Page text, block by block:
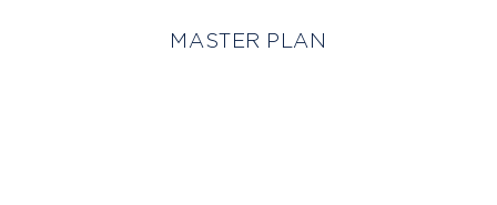
MASTER PLAN